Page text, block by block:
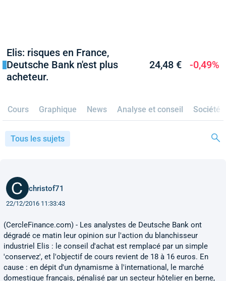
Elis: risques en France,
Deutsche Bank n'est plus
acheteur.
24,48 € -0,49%
Cours Graphique News Analyse et conseil Société
Tous les sujets
christof71
22/12/2016 11:33:43
(CercleFinance.com) - Les analystes de Deutsche Bank ont
dégradé ce matin leur opinion sur l'action du blanchisseur
industriel Elis : le conseil d'achat est remplacé par un simple
'conservez', et l'objectif de cours revient de 18 à 16 euros. En
cause : en dépit d'un dynamisme à l'international, le marché
domestique français, pénalisé par un secteur hôtelier en berne,